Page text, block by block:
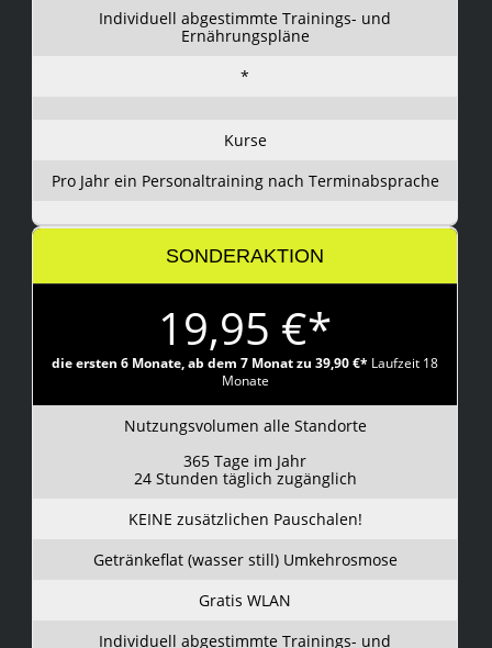
Individuell abgestimmte Trainings- und
Ernährungspläne
*
Kurse
Pro Jahr ein Personaltraining nach Terminabsprache
SONDERAKTION
19,95 €*
die ersten 6 Monate, ab dem 7 Monat zu 39,90 €* Laufzeit 18
Monate
Nutzungsvolumen alle Standorte
365 Tage im Jahr
24 Stunden täglich zugänglich
KEINE zusätzlichen Pauschalen!
Getränkeflat (wasser still) Umkehrosmose
Gratis WLAN
Individuell abgestimmte Trainings- und